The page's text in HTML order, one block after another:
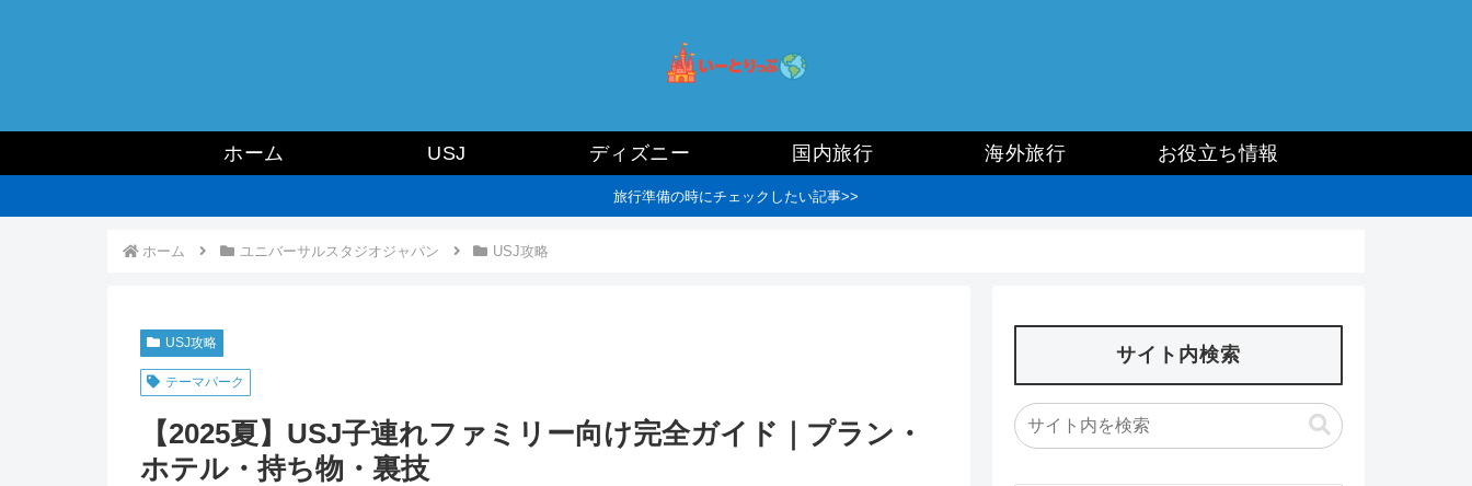
ホーム USJ ディズニー 国内旅行 海外旅行 お役立ち情報
旅行準備の時にチェックしたい記事>>
ホーム ユニバーサルスタジオジャパン USJ攻略
USJ攻略
テーマパーク
【2025夏】USJ子連れファミリー向け完全ガイド｜プラン・
ホテル・持ち物・裏技
サイト内検索